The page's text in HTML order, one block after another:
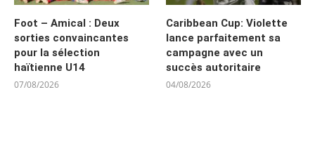
Foot – Amical : Deux
sorties convaincantes
pour la sélection
haïtienne U14
07/08/2026
Caribbean Cup: Violette
lance parfaitement sa
campagne avec un
succès autoritaire
04/08/2026